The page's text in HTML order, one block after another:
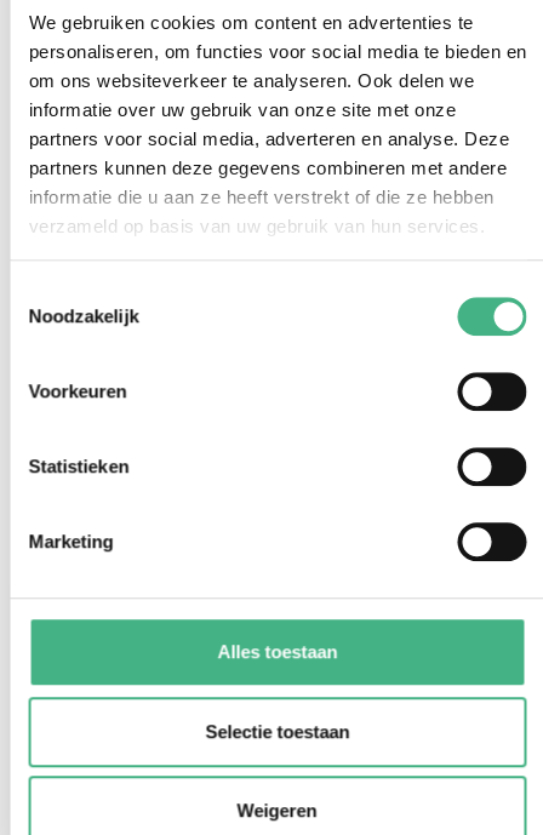
We gebruiken cookies om content en advertenties te
personaliseren, om functies voor social media te bieden en
om ons websiteverkeer te analyseren. Ook delen we
informatie over uw gebruik van onze site met onze
partners voor social media, adverteren en analyse. Deze
partners kunnen deze gegevens combineren met andere
informatie die u aan ze heeft verstrekt of die ze hebben
verzameld op basis van uw gebruik van hun services.
Noodzakelijk
Voorkeuren
Statistieken
Marketing
Alles toestaan
Selectie toestaan
Weigeren
Contact
Meer weten over het jongerenwerk in
Vlaardingen?
jongerenwerk@minters.nl
Al onze activiteiten